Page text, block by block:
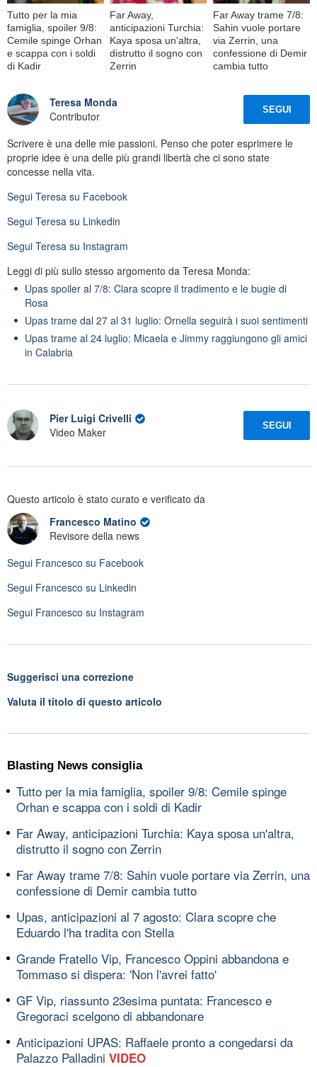
Tutto per la mia
famiglia, spoiler 9/8:
Cemile spinge Orhan
e scappa con i soldi
di Kadir
Far Away,
anticipazioni Turchia:
Kaya sposa un'altra,
distrutto il sogno con
Zerrin
Far Away trame 7/8:
Sahin vuole portare
via Zerrin, una
confessione di Demir
cambia tutto
Teresa Monda
Contributor
SEGUI
Scrivere è una delle mie passioni. Penso che poter esprimere le
proprie idee è una delle più grandi libertà che ci sono state
concesse nella vita.
Segui Teresa su Facebook
Segui Teresa su Linkedin
Segui Teresa su Instagram
Leggi di più sullo stesso argomento da Teresa Monda:
Upas spoiler al 7/8: Clara scopre il tradimento e le bugie di
Rosa
Upas trame dal 27 al 31 luglio: Ornella seguirà i suoi sentimenti
Upas trame al 24 luglio: Micaela e Jimmy raggiungono gli amici
in Calabria
Pier Luigi Crivelli
Video Maker
SEGUI
Questo articolo è stato curato e verificato da
Francesco Matino
Revisore della news
Segui Francesco su Facebook
Segui Francesco su Linkedin
Segui Francesco su Instagram
Suggerisci una correzione
Valuta il titolo di questo articolo
Blasting News consiglia
Tutto per la mia famiglia, spoiler 9/8: Cemile spinge
Orhan e scappa con i soldi di Kadir
Far Away, anticipazioni Turchia: Kaya sposa un'altra,
distrutto il sogno con Zerrin
Far Away trame 7/8: Sahin vuole portare via Zerrin, una
confessione di Demir cambia tutto
Upas, anticipazioni al 7 agosto: Clara scopre che
Eduardo l'ha tradita con Stella
Grande Fratello Vip, Francesco Oppini abbandona e
Tommaso si dispera: 'Non l'avrei fatto'
GF Vip, riassunto 23esima puntata: Francesco e
Gregoraci scelgono di abbandonare
Anticipazioni UPAS: Raffaele pronto a congedarsi da
Palazzo Palladini VIDEO